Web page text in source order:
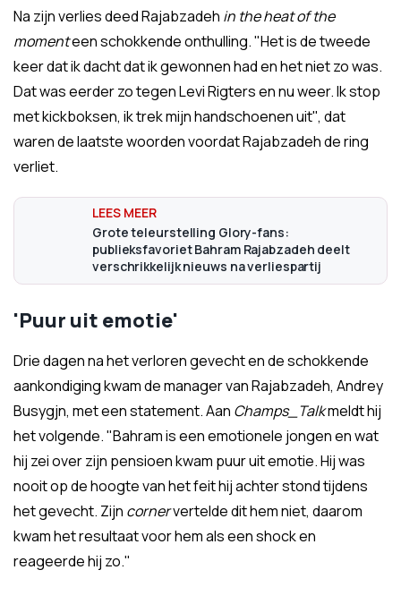
Na zijn verlies deed Rajabzadeh in the heat of the
momenteen schokkende onthulling. "Het is de tweede
keer dat ik dacht dat ik gewonnen had en het niet zo was.
Dat was eerder zo tegen Levi Rigters en nu weer. Ik stop
met kickboksen, ik trek mijn handschoenen uit'', dat
waren de laatste woorden voordat Rajabzadeh de ring
verliet.
Grote teleurstelling Glory-fans:
publieksfavoriet Bahram Rajabzadeh deelt
verschrikkelijk nieuws na verliespartij
'Puur uit emotie'
Drie dagen na het verloren gevecht en de schokkende
aankondiging kwam de manager van Rajabzadeh, Andrey
Busygjn, met een statement. Aan Champs_Talkmeldt hij
het volgende. "Bahram is een emotionele jongen en wat
hij zei over zijn pensioen kwam puur uit emotie. Hij was
nooit op de hoogte van het feit hij achter stond tijdens
het gevecht. Zijn cornervertelde dit hem niet, daarom
kwam het resultaat voor hem als een shock en
reageerde hij zo."